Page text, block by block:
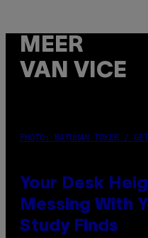
MEER
VAN VICE
PHOTO: BATUHAN TOKER /
Your Desk
Messing With
Study Finds